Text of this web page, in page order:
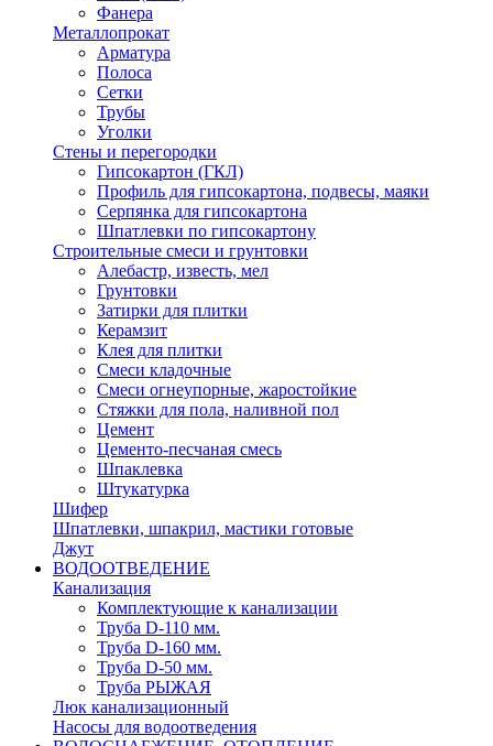
Фанера
Металлопрокат
Арматура
Полоса
Сетки
Трубы
Уголки
Стены и перегородки
Гипсокартон (ГКЛ)
Профиль для гипсокартона, подвесы, маяки
Серпянка для гипсокартона
Шпатлевки по гипсокартону
Строительные смеси и грунтовки
Алебастр, известь, мел
Грунтовки
Затирки для плитки
Керамзит
Клея для плитки
Смеси кладочные
Смеси огнеупорные, жаростойкие
Стяжки для пола, наливной пол
Цемент
Цементо-песчаная смесь
Шпаклевка
Штукатурка
Шифер
Шпатлевки, шпакрил, мастики готовые
Джут
ВОДООТВЕДЕНИЕ
Канализация
Комплектующие к канализации
Труба D-110 мм.
Труба D-160 мм.
Труба D-50 мм.
Труба РЫЖАЯ
Люк канализационный
Насосы для водоотведения